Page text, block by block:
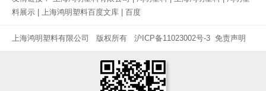
料展示
上海鸿明塑料百度文库 百度
上海鸿明塑料有限公司 版权所有 沪ICP备11023002号-3 免责声明